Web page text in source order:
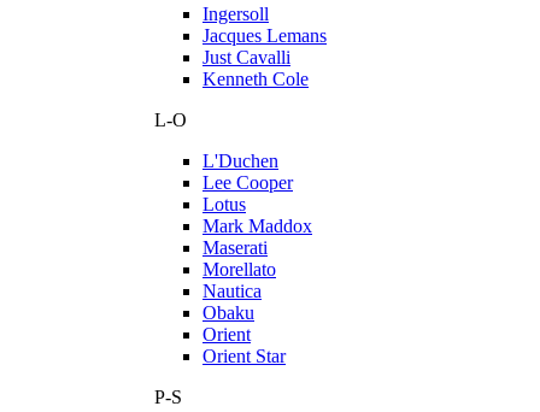
Ingersoll
Jacques Lemans
Just Cavalli
Kenneth Cole
L-O
L'Duchen
Lee Cooper
Lotus
Mark Maddox
Maserati
Morellato
Nautica
Obaku
Orient
Orient Star
P-S